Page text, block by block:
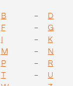
B
D
F
G
K
M
N
P
R
T
U